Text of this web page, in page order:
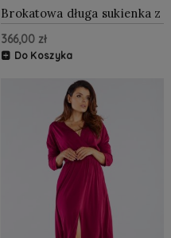
Brokatowa długa sukienka z
dekoltem i rozcięciem
Bordowa NU404-5
366,00 zł
Do Koszyka